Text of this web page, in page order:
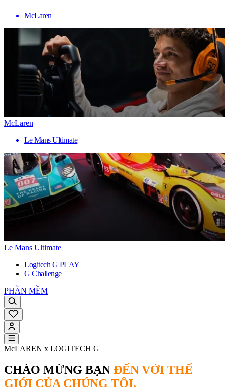
McLaren
McLaren
Le Mans Ultimate
Le Mans Ultimate
Logitech G PLAY
G Challenge
PHẦN MỀM
McLAREN x LOGITECH G
CHÀO MỪNG BẠN ĐẾN VỚI THẾ
GIỚI CỦA CHÚNG TÔI.